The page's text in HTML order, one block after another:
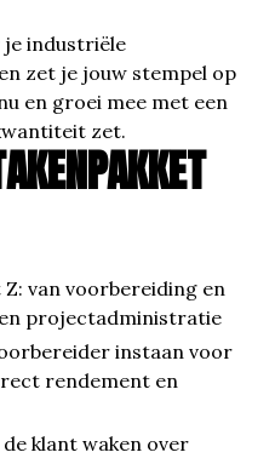
je industriële
zet je jouw stempel op
en groei mee met een
zet.
van voorbereiding en
projectadministratie
instaan voor
rendement en
klant waken over